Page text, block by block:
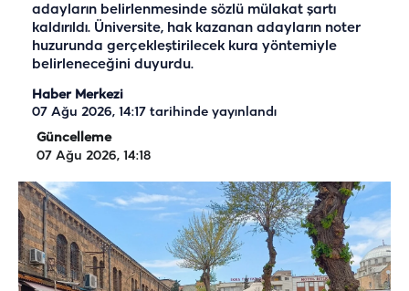
adayların belirlenmesinde sözlü mülakat şartı
kaldırıldı. Üniversite, hak kazanan adayların noter
huzurunda gerçekleştirilecek kura yöntemiyle
belirleneceğini duyurdu.
Haber Merkezi
07 Ağu 2026, 14:17 tarihinde yayınlandı
Güncelleme
07 Ağu 2026, 14:18